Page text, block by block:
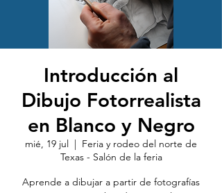
Introducción al
Dibujo Fotorrealista
en Blanco y Negro
mié, 19 jul
  |
Feria y rodeo del norte de
Texas - Salón de la feria
Aprende a dibujar a partir de fotografías